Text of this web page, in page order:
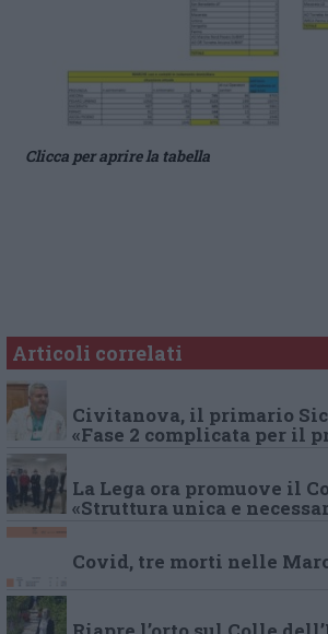
Clicca per aprire la tabella
Articoli correlati
Civitanova, il primario
«Fase 2 complicata per il
La Lega ora promuove il
«Struttura unica e
Covid, tre morti nelle